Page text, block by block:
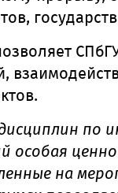
по
особая
на